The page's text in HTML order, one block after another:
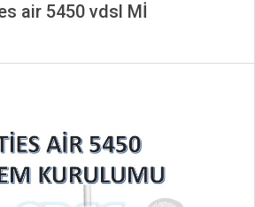
air 5450 vdsl Mİ